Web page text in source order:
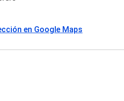
en Google Maps